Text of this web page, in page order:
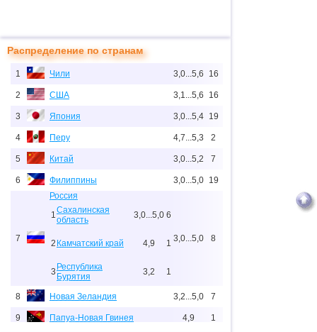
Распределение по странам
1 Чили 3,0...5,6 16
2 США 3,1...5,6 16
3 Япония 3,0...5,4 19
4 Перу 4,7...5,3 2
5 Китай 3,0...5,2 7
6 Филиппины 3,0...5,0 19
7
Россия
1Сахалинская
область
3,0...5,0 6
2 Камчатский край 4,9 1
3 Республика
Бурятия
3,2 1
3,0...5,0 8
8 Новая Зеландия 3,2...5,0 7
9 Папуа-Новая Гвинея 4,9 1